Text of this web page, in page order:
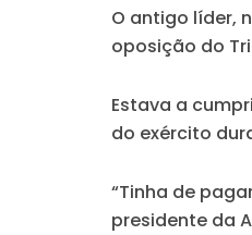
O antigo líder,
oposição do
Estava a
do exército
“Tinha de
presidente da